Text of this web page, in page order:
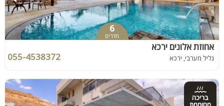
6
חדרים
אחוזת אלונים ירכא
גליל מערבי, ירכא 055-4538372
בריכה